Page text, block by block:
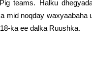
teams. Halku
mid noqday waxyaabaha
ka ee dalka Ruushka.